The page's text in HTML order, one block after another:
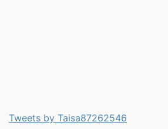
Tweets by Taisa87262546